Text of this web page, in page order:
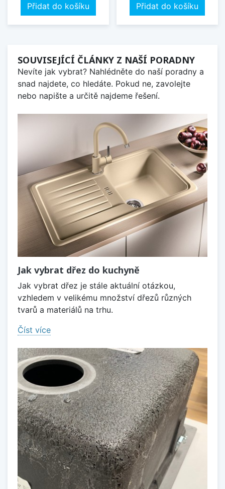
Přidat do košíku Přidat do košíku
SOUVISEJÍCÍ ČLÁNKY Z NAŠÍ PORADNY
Nevíte jak vybrat? Nahlédněte do naší poradny a
snad najdete, co hledáte. Pokud ne, zavolejte
nebo napište a určitě najdeme řešení.
Jak vybrat dřez do kuchyně
Jak vybrat dřez je stále aktuální otázkou,
vzhledem v velikému množství dřezů různých
tvarů a materiálů na trhu.
Číst více